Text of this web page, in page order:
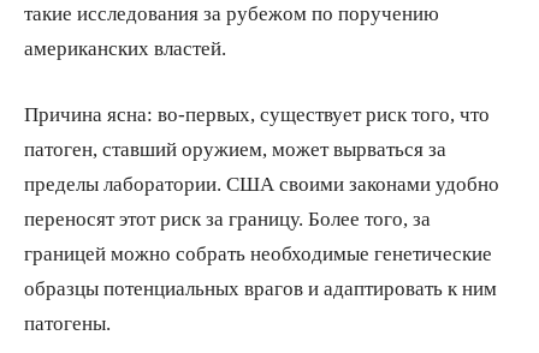
такие исследования за рубежом по поручению
американских властей.
Причина ясна: во-первых, существует риск того, что
патоген, ставший оружием, может вырваться за
пределы лаборатории. США своими законами удобно
переносят этот риск за границу. Более того, за
границей можно собрать необходимые генетические
образцы потенциальных врагов и адаптировать к ним
патогены.